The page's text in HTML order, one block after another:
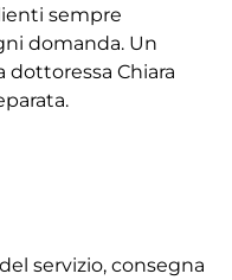
sempre
domanda. Un
dottoressa Chiara
servizio, consegna